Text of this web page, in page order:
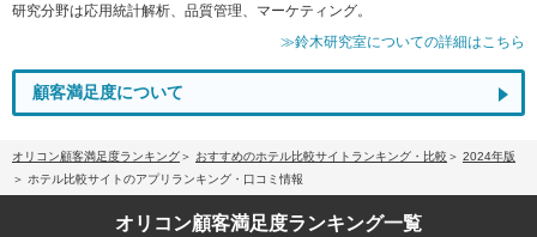
研究分野は応用統計解析、品質管理、マーケティング。
≫鈴木研究室についての詳細はこちら
顧客満足度について
オリコン顧客満足度ランキング おすすめのホテル比較サイトランキング・比較
2024年版
ホテル比較サイトのアプリランキング・口コミ情報
オリコン顧客満足度ランキング一覧